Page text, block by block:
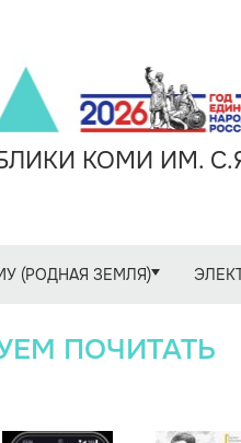
КОМИ ИМ.
(РОДНАЯ ЗЕМЛЯ)
ПОЧИТАТЬ